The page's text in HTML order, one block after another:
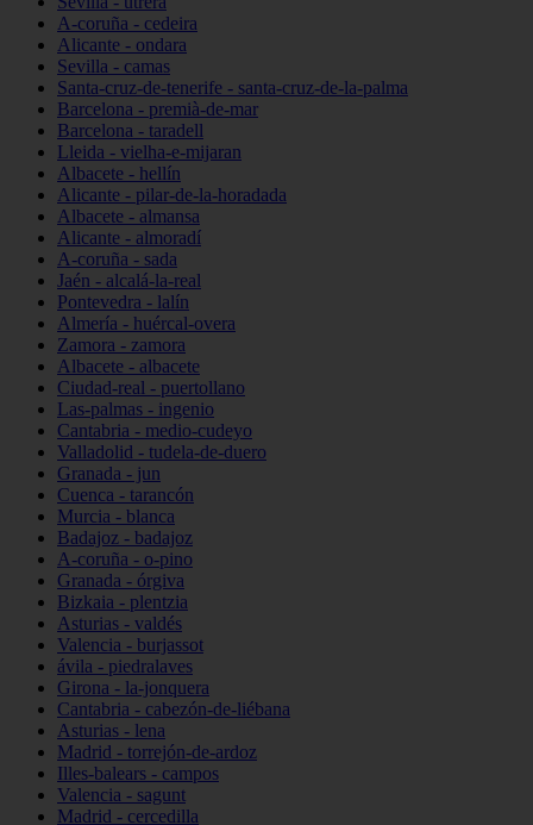
A-coruña - cedeira
Alicante - ondara
Sevilla - camas
Santa-cruz-de-tenerife - santa-cruz-de-la-palma
Barcelona - premià-de-mar
Barcelona - taradell
Lleida - vielha-e-mijaran
Albacete - hellín
Alicante - pilar-de-la-horadada
Albacete - almansa
Alicante - almoradí
A-coruña - sada
Jaén - alcalá-la-real
Pontevedra - lalín
Almería - huércal-overa
Zamora - zamora
Albacete - albacete
Ciudad-real - puertollano
Las-palmas - ingenio
Cantabria - medio-cudeyo
Valladolid - tudela-de-duero
Granada - jun
Cuenca - tarancón
Murcia - blanca
Badajoz - badajoz
A-coruña - o-pino
Granada - órgiva
Bizkaia - plentzia
Asturias - valdés
Valencia - burjassot
ávila - piedralaves
Girona - la-jonquera
Cantabria - cabezón-de-liébana
Asturias - lena
Madrid - torrejón-de-ardoz
Illes-balears - campos
Valencia - sagunt
Madrid - cercedilla